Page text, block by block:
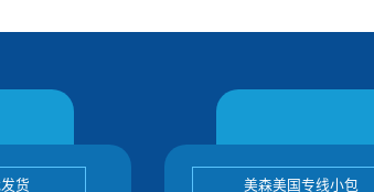
货 美森美国专线小包